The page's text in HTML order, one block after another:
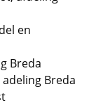
en
Breda
Breda